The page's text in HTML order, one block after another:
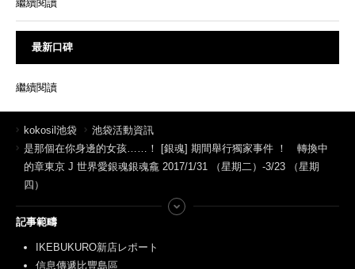
繼續閱讀
最新口碑
繼續閱讀
kokosil池袋
池袋活動資訊
是那個在你身邊的女孩……！ [銀魂] 期間舉行獨家事件 ！ 轉換中
的章東京 J 世界愛銀魂銀魂龕 2017/1/31 （星期二）-3/23 （星期
四）
記事範疇
IKEBUKURO新店レポート
信息傳遞比豐島區